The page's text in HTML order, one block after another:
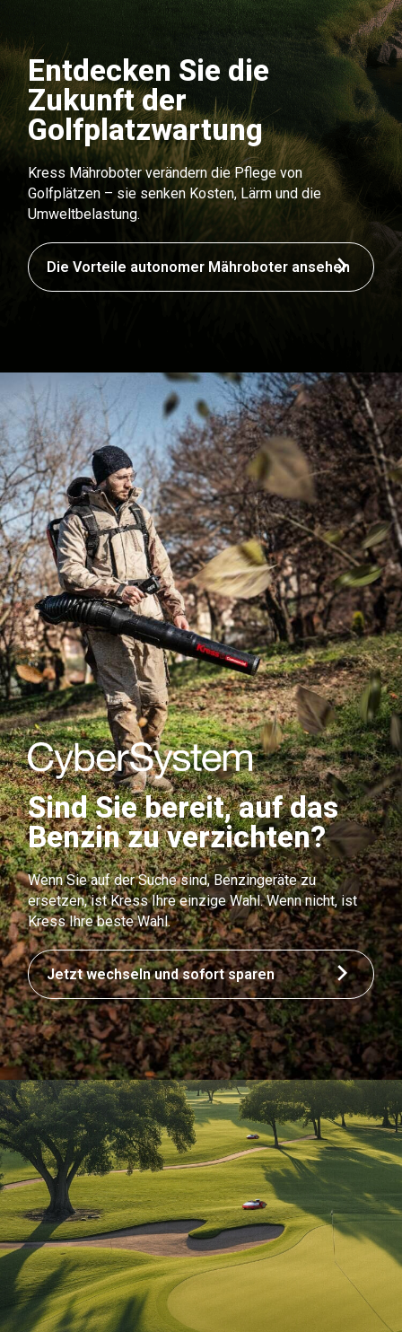
Entdecken Sie die
Zukunft der
Golfplatzwartung
Kress Mähroboter verändern die Pflege von
Golfplätzen – sie senken Kosten, Lärm und die
Umweltbelastung.
Die Vorteile autonomer Mähroboter ansehen
Sind Sie bereit, auf das
Benzin zu verzichten?
Wenn Sie auf der Suche sind, Benzingeräte zu
ersetzen, ist Kress Ihre einzige Wahl. Wenn nicht, ist
Kress Ihre beste Wahl.
Jetzt wechseln und sofort sparen